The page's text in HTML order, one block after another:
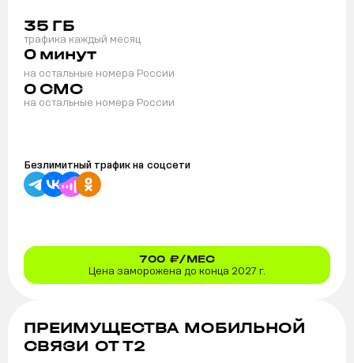
35 ГБ
трафика каждый месяц
0 минут
на остальные номера России
0 СМС
на остальные номера России
Безлимитный трафик на соцсети
700 ₽/МЕС
Цена заморожена до конца 2027 г.
ПРЕИМУЩЕСТВА МОБИЛЬНОЙ
СВЯЗИ ОТ Т2